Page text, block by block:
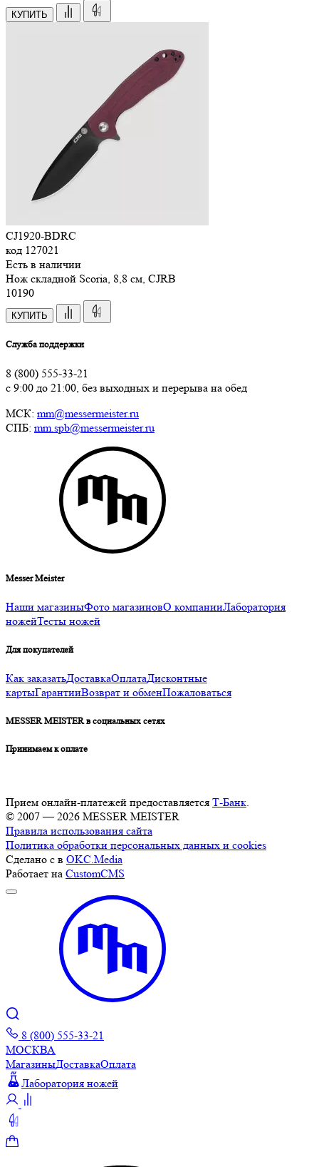
КУПИТЬ
CJ1920-BDRC
код 127021
Есть в наличии
Нож складной Scoria, 8,8 см, CJRB
10190
КУПИТЬ
Служба поддержки
8 (800) 555-33-21
с 9:00 до 21:00, без выходных и перерыва на обед
МСК: mm@messermeister.ru
СПБ: mm.spb@messermeister.ru
Messer Meister
Наши магазиныФото магазиновО компанииЛаборатория
ножейТесты ножей
Для покупателей
Как заказатьДоставкаОплатаДисконтные
картыГарантииВозврат и обменПожаловаться
MESSER MEISTER в социальных сетях
Принимаем к оплате
Прием онлайн-платежей предоставляется Т-Банк
© 2007 — 2026 MESSER MEISTER
Правила использования сайта
Политика обработки персональных данных и cookies
Сделано с в OKC.Media
Работает на CustomCMS
8 (800) 555-33-21
МОСКВА
МагазиныДоставкаОплата
Лаборатория ножей